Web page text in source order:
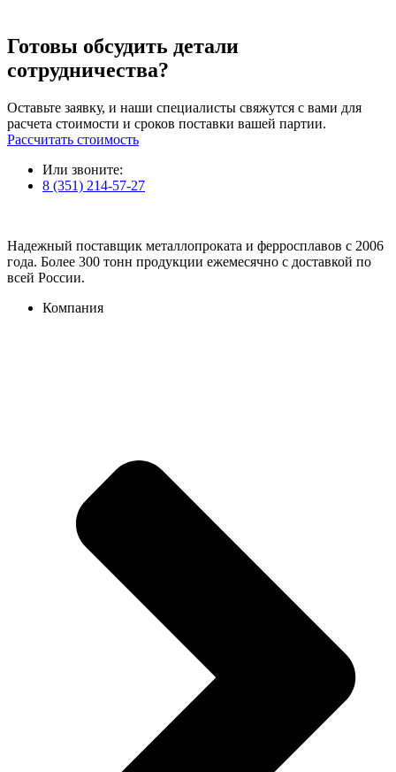
Готовы обсудить детали
сотрудничества?
Оставьте заявку, и наши специалисты свяжутся с вами для
расчета стоимости и сроков поставки вашей партии.
Рассчитать стоимость
Или звоните:
8 (351) 214-57-27
Надежный поставщик металлопроката и ферросплавов с 2006
года. Более 300 тонн продукции ежемесячно с доставкой по
всей России.
Компания